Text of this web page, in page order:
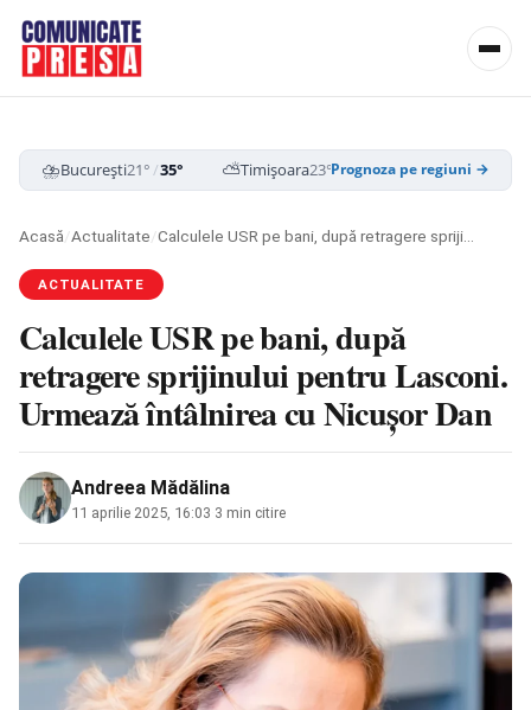
⛈️București21°/35° ⛅Timișoara23°/35° ☁️Cluj-Napoca
Prognoza pe regiuni →
Acasă/Actualitate/
ACTUALITATE
Calculele USR pe bani, după
retragere sprijinului pentru Lasconi.
Urmează întâlnirea cu Nicușor Dan
Andreea Mădălina
11 aprilie 2025, 16:03 3 min citire